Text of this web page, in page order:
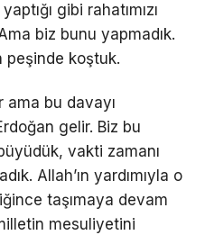
gibi rahatımızı
biz bunu yapmadık.
peşinde koştuk.
ama bu davayı
gelir. Biz bu
vakti zamanı
Allah’ın yardımıyla o
taşımaya devam
mesuliyetini